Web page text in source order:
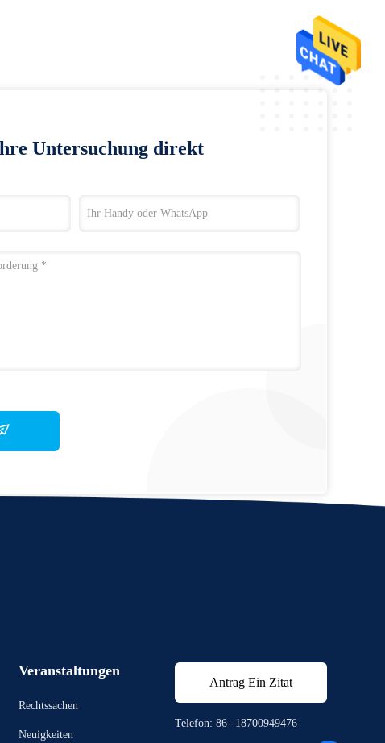
Untersuchung direkt
Veranstaltungen
Rechtssachen
Neuigkeiten
Antrag Ein Zitat
Telefon: 86--18700949476